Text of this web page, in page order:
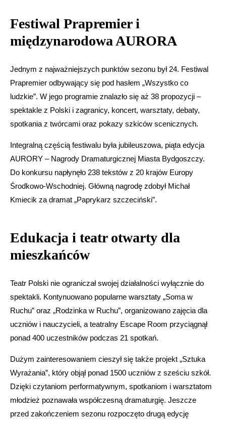
Festiwal Prapremier i
międzynarodowa AURORA
Jednym z najważniejszych punktów sezonu był 24. Festiwal
Prapremier odbywający się pod hasłem „Wszystko co
ludzkie”. W jego programie znalazło się aż 38 propozycji –
spektakle z Polski i zagranicy, koncert, warsztaty, debaty,
spotkania z twórcami oraz pokazy szkiców scenicznych.
Integralną częścią festiwalu była jubileuszowa, piąta edycja
AURORY – Nagrody Dramaturgicznej Miasta Bydgoszczy.
Do konkursu napłynęło 238 tekstów z 20 krajów Europy
Środkowo-Wschodniej. Główną nagrodę zdobył Michał
Kmiecik za dramat „Paprykarz szczeciński”.
Edukacja i teatr otwarty dla
mieszkańców
Teatr Polski nie ograniczał swojej działalności wyłącznie do
spektakli. Kontynuowano popularne warsztaty „Soma w
Ruchu” oraz „Rodzinka w Ruchu”, organizowano zajęcia dla
uczniów i nauczycieli, a teatralny Escape Room przyciągnął
ponad 400 uczestników podczas 21 spotkań.
Dużym zainteresowaniem cieszył się także projekt „Sztuka
Wyrażania”, który objął ponad 1500 uczniów z sześciu szkół.
Dzięki czytaniom performatywnym, spotkaniom i warsztatom
młodzież poznawała współczesną dramaturgię. Jeszcze
przed zakończeniem sezonu rozpoczęto drugą edycję